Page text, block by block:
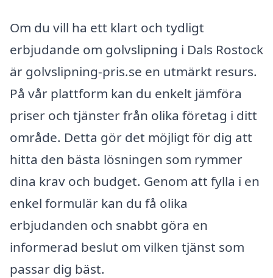
Om du vill ha ett klart och tydligt
erbjudande om golvslipning i Dals Rostock
är golvslipning-pris.se en utmärkt resurs.
På vår plattform kan du enkelt jämföra
priser och tjänster från olika företag i ditt
område. Detta gör det möjligt för dig att
hitta den bästa lösningen som rymmer
dina krav och budget. Genom att fylla i en
enkel formulär kan du få olika
erbjudanden och snabbt göra en
informerad beslut om vilken tjänst som
passar dig bäst.